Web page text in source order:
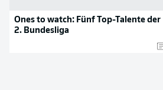
Ones to watch: Fünf Top-Talente der
2. Bundesliga